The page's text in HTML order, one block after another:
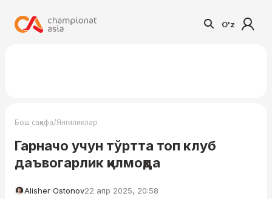
O'z
Бош саҳифа/Янгиликлар
Гарначо учун тўртта топ клуб
даъвогарлик қилмоқда
Alisher Ostonov22 апр 2025, 20:58